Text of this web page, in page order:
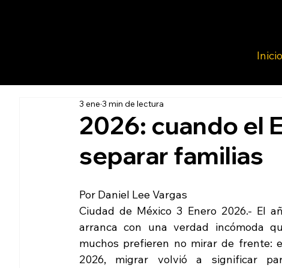
Inicio
2026: cuando el
separar familias
3 ene 3 min de lectura
Por Daniel Lee Vargas
Ciudad de México 3 Enero 2026.- El
arranca con una verdad incómoda
muchos prefieren no mirar de frente:
2026, migrar volvió a significar